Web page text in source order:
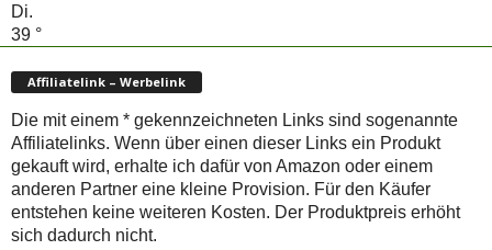
Di.
39 °
Affiliatelink – Werbelink
Die mit einem * gekennzeichneten Links sind sogenannte
Affiliatelinks. Wenn über einen dieser Links ein Produkt
gekauft wird, erhalte ich dafür von Amazon oder einem
anderen Partner eine kleine Provision. Für den Käufer
entstehen keine weiteren Kosten. Der Produktpreis erhöht
sich dadurch nicht.